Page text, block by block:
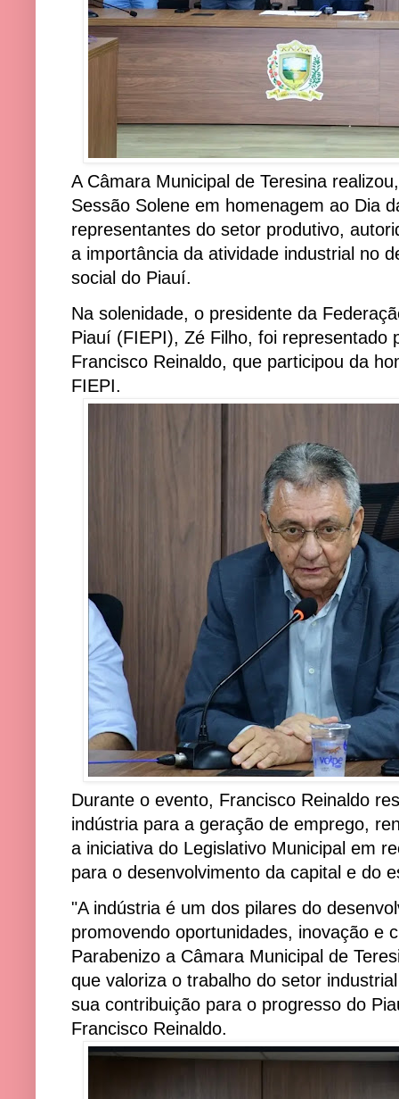
A Câmara Municipal de Teresina
Sessão Solene em homenagem ao Dia
representantes do setor produtivo,
a importância da atividade industrial no
social do Piauí.
Na solenidade, o presidente da
Piauí (FIEPI), Zé Filho, foi representado
Francisco Reinaldo, que participou da
FIEPI.
Durante o evento, Francisco Reinaldo
indústria para a geração de emprego,
a iniciativa do Legislativo Municipal em
para o desenvolvimento da capital e do
"A indústria é um dos pilares do
promovendo oportunidades, inovação e
Parabenizo a Câmara Municipal de
que valoriza o trabalho do setor
sua contribuição para o progresso do
Francisco Reinaldo.